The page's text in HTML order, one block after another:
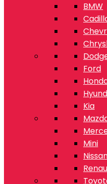
BMW
Ford
Kia
Mini